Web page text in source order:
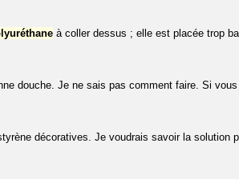
à coller dessus ; elle est placée trop
douche. Je ne sais pas comment faire. Si vous
décoratives. Je voudrais savoir la solution